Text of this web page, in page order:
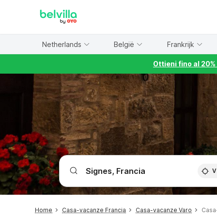
Netherlands België Frankrijk
Ottieni fino al
Home Casa-vacanze Francia Casa-vacanze Varo